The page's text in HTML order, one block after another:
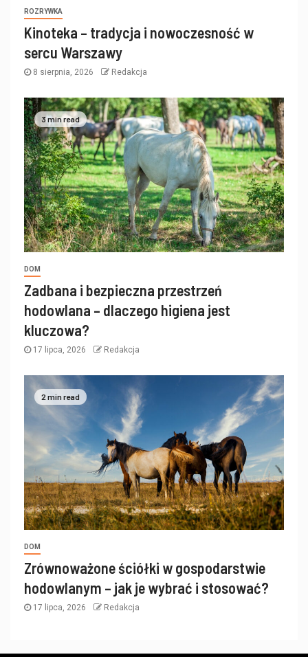
ROZRYWKA
Kinoteka – tradycja i nowoczesność w
sercu Warszawy
8 sierpnia, 2026 Redakcja
3 min read
DOM
Zadbana i bezpieczna przestrzeń
hodowlana – dlaczego higiena jest
kluczowa?
17 lipca, 2026 Redakcja
2 min read
DOM
Zrównoważone ściółki w gospodarstwie
hodowlanym – jak je wybrać i stosować?
17 lipca, 2026 Redakcja